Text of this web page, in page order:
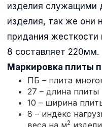
изделия служащими
изделия, так же они
придания
8 составляет 220мм.
Маркировка плиты
ПБ – плита
27 – длина
10 – ширина
8 – индекс
веса на м2